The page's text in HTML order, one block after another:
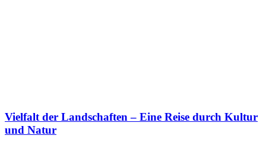
Vielfalt der Landschaften – Eine Reise durch Kultur
und Natur